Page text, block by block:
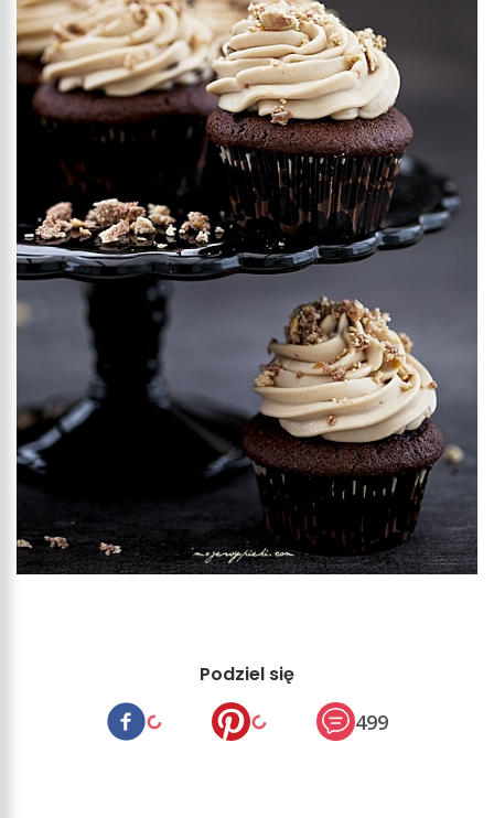
Podziel się
499